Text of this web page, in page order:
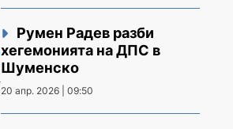
Румен Радев разби
хегемонията на ДПС в
Шуменско
20 апр. 2026 | 09:50